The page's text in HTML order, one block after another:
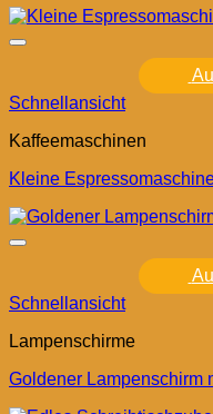
Schnellansicht
Kaffeemaschinen
Kleine
Schnellansicht
Lampenschirme
Goldener Lampenschirm